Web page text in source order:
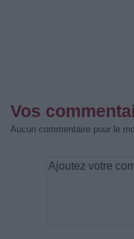
Vos
Aucun commentaire pour le